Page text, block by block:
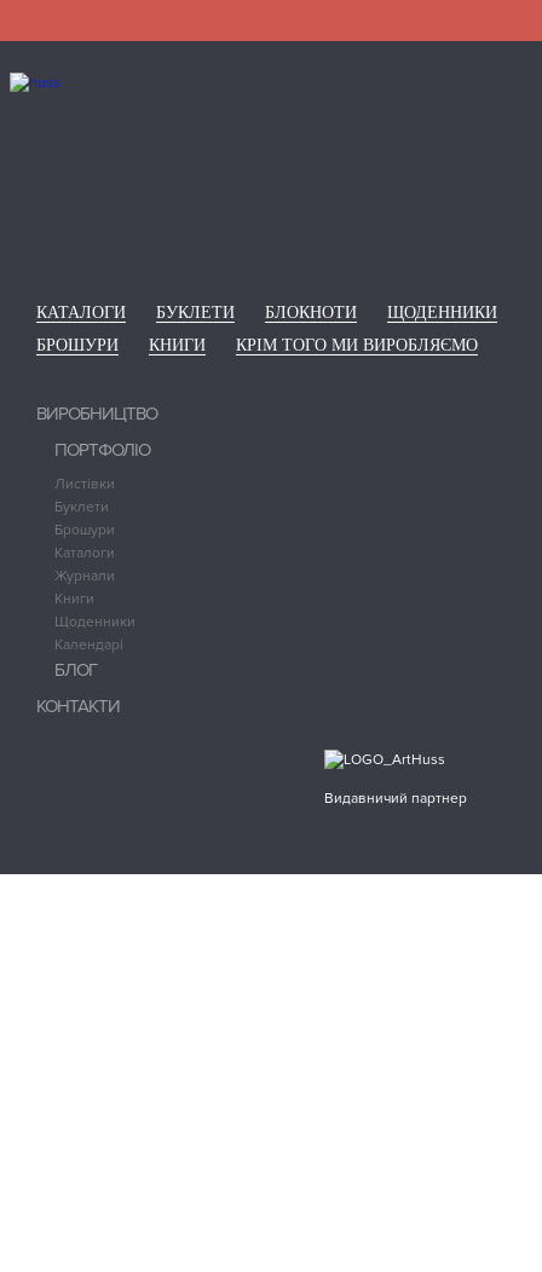
КАТАЛОГИ БУКЛЕТИ БЛОКНОТИ
ЩОДЕННИКИ
БРОШУРИ
КНИГИ КРІМ ТОГО МИ ВИРОБЛЯЄМО
ВИРОБНИЦТВО
ПОРТФОЛІО
Листівки
Буклети
Брошури
Каталоги
Журнали
Книги
Щоденники
Календарі
БЛОГ
КОНТАКТИ
Видавничий партнер